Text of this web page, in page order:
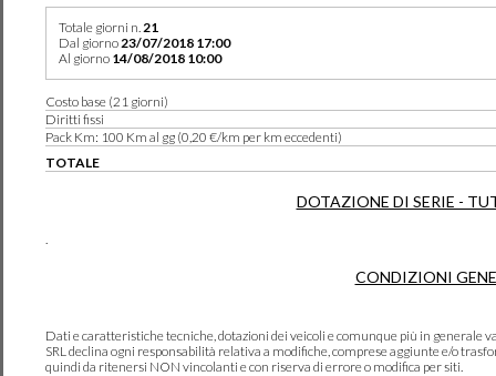
Totale giorni n.21
Dal giorno23/07/2018 17:00
Al giorno 14/08/2018 10:00
Costo base (21 giorni)
Diritti fissi
Pack Km: 100 Km al gg (0,20 €/km per km eccedenti)
TOTALE
DOTAZIONE DI SERIE -
.
CONDIZIONI
Dati e caratteristiche tecniche, dotazioni dei veicoli e comunque più in generale
SRL declina ogni responsabilità relativa a modifiche, comprese aggiunte e/o
quindi da ritenersi NON vincolanti e con riserva di errore o modifica per siti.